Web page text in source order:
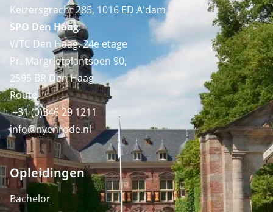
Keizersgracht 285, 1016 ED A'dam
SPO Den Haag:
WTC Den Haag, 24e etage
Pr. Margrietplantsoen 90,
2595 BR Den Haag
Route
+31 (0)346 29 1211
info@nyenrode.nl
Opleidingen
Bachelor